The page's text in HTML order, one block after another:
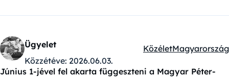
Ügyelet
Közzétéve: 2026.06.03.
Kategóriák:
KözéletMagyarország
Június 1-jével fel akarta függeszteni a Magyar Péter-